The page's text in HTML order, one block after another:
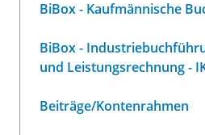
BiBox - Kaufmännische
BiBox -
und Leistungsrechnung -
Beiträge/Kontenrahmen